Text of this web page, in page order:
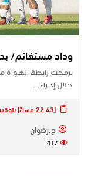
وداد مستغانم/
برمجت رابطة
خلال إجراء…
[22:43 مساءً] بتوقيت الجزائر - الإثنين 15 ديسمبر 2025
ح.رضوان
417